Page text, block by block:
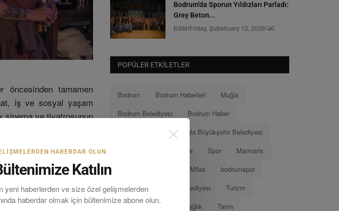
öncesinden tamamen
iş ve sosyal yaşam
sinema ve tiyatrosunun
ile seyirci arasındaki
Gerekiyor"
basın mensuplarına
ve eğlenceyi tek bir
Bodrum’da Sporun Yıldızları Parladı:
Grey Beton...
EditörFriday, Şubatruary 13, 2026 0
POPÜLER ETKILETLER
Bodrum Bodrum Haberleri
Muğla
Bodrum Belediyesi
Bodrum Haber
Muğla Büyükşehir Belediyesi
Menteşe Spor
Marmaris
Milas
bodrumspor
Eğitim
Marmaris Belediyesi
Turizm
Sağlık Tarım
HABERDAR OLUN
Katılın
yeni haberlerden ve size özel gelişmelerden
haberdar olmak için bültenimize abone olun.